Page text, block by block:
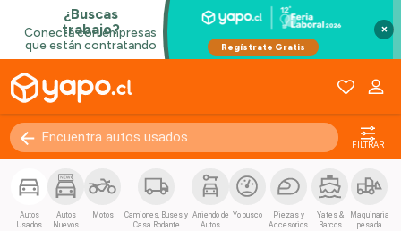
×
FILTRAR
Autos
Usados
Autos
Nuevos
Motos
Camiones, Buses y
Casa Rodante
Arriendo de
Autos
Yo busco
Piezas y
Accesorios
Yates &
Barcos
Maquinaria
pesada
Van / Coaster / Busito Pánel
Kilómetros 0 - 250000+